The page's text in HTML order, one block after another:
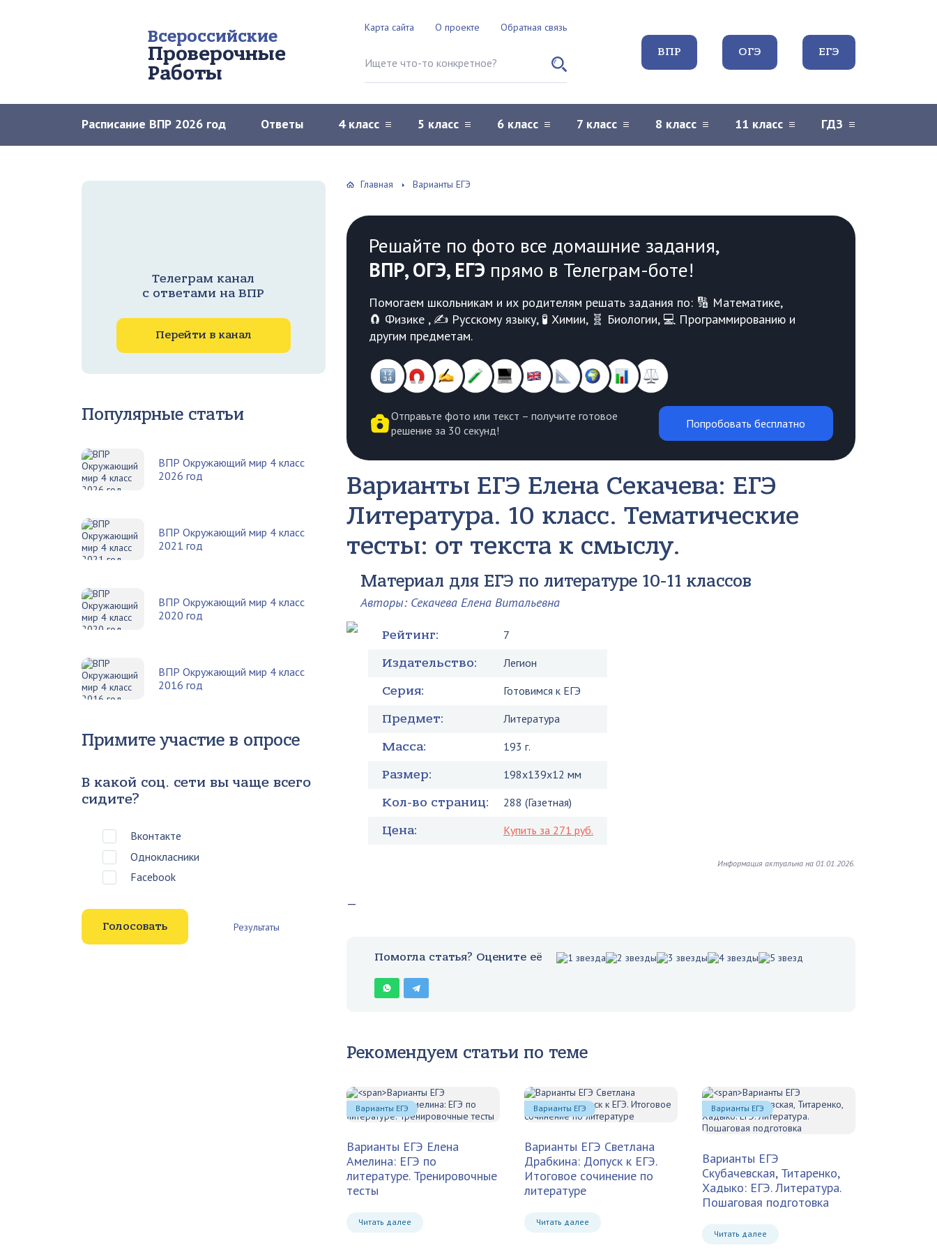
Всероссийские
Проверочные
Работы
Карта сайта О проекте Обратная связь
Поиск по сайту
ВПР ОГЭ ЕГЭ
Расписание ВПР 2026 год Ответы 4 класс 5 класс 6 класс 7 класс 8 класс 11 класс ГДЗ
Главная Варианты ЕГЭ
Решайте по фото все домашние задания,
ВПР, ОГЭ, ЕГЭ прямо в Телеграм-боте!
Помогаем школьникам и их родителям решать задания по: 🔢 Математике,
🧲 Физике , ✍️ Русскому языку, 🧪 Химии, 🧬 Биологии, 💻 Программированию и
другим предметам.
Отправьте фото или текст – получите готовое
решение за 30 секунд!
Попробовать бесплатно
Варианты ЕГЭ Елена Секачева: ЕГЭ
Литература. 10 класс. Тематические
тесты: от текста к смыслу.
Материал для ЕГЭ по литературе 10-11 классов
Авторы: Секачева Елена Витальевна
Рейтинг: 7
Издательство: Легион
Серия: Готовимся к ЕГЭ
Предмет: Литература
Масса: 193 г.
Размер: 198x139x12 мм
Кол-во страниц: 288 (Газетная)
Цена: Купить за 271 руб.
Информация актуальна на 01.01.2026.
—
Помогла статья? Оцените её
Рекомендуем статьи по теме
Варианты ЕГЭ Елена
Амелина: ЕГЭ по
литературе. Тренировочные
тесты
Читать далее
Варианты ЕГЭ
Варианты ЕГЭ Светлана
Драбкина: Допуск к ЕГЭ.
Итоговое сочинение по
литературе
Читать далее
Варианты ЕГЭ
Варианты ЕГЭ
Скубачевская, Титаренко,
Хадыко: ЕГЭ. Литература.
Пошаговая подготовка
Читать далее
Варианты ЕГЭ
Телеграм канал
с ответами на ВПР
Перейти в канал
Популярные статьи
ВПР Окружающий мир 4 класс
2026 год
ВПР Окружающий мир 4 класс
2021 год
ВПР Окружающий мир 4 класс
2020 год
ВПР Окружающий мир 4 класс
2016 год
Примите участие в опросе
В какой соц. сети вы чаще всего
сидите?
Вконтакте
Однокласники
Facebook
Результаты